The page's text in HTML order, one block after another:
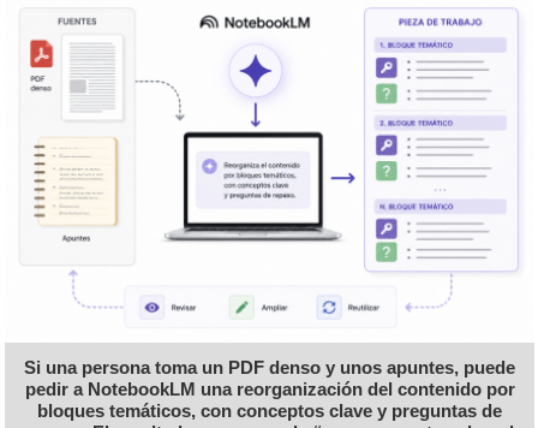
Si una persona toma un PDF denso y unos apuntes, puede
pedir a NotebookLM una reorganización del contenido por
bloques temáticos, con conceptos clave y preguntas de